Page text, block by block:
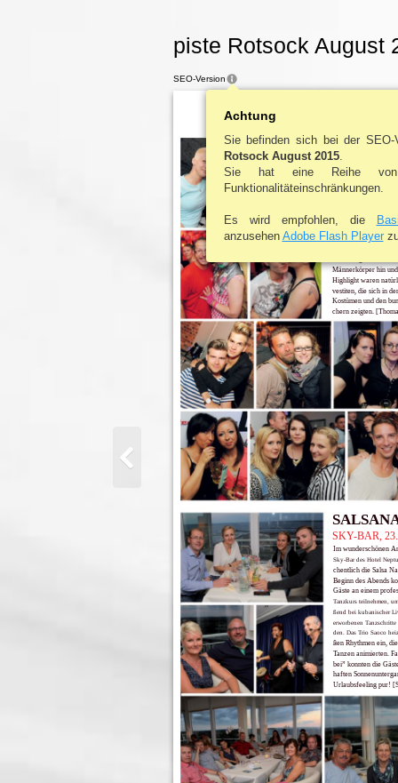
piste Rotsock August
auf den Weg in die
dann gab es auf drei
vergessliche Nacht.
Männerkörper hin
Highlight waren
vestiten, die sich in
Kostümen und den
chern zeigten.
BACIO,
Im wunderschönen
Sky-Bar des Hotel
chentlich die Salsa
Beginn des Abends
Gäste an einem
Tanzkurs teilnehmen,
ßend bei kubanischer
erworbenen Tanzschritte
den. Das Trio Saoco
ßen Rhythmen ein,
Tanzen animierten.
bei” konnten die
haften
Urlaubsfeeling pur!
SKY-BAR,
SEO-Version
Achtung
Sie befinden sich bei der
Rotsock August 2015.
Sie hat eine Reihe
Funktionalitäteinschränkungen.
Es wird empfohlen, die
anzusehen Adobe Flash Player